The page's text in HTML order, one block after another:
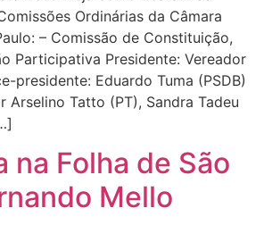
Ordinárias da Câmara
– Comissão de Constituição,
Participativa Presidente: Vereador
presidente: Eduardo Tuma (PSDB)
Arselino Tatto (PT), Sandra Tadeu
na Folha de São
Mello